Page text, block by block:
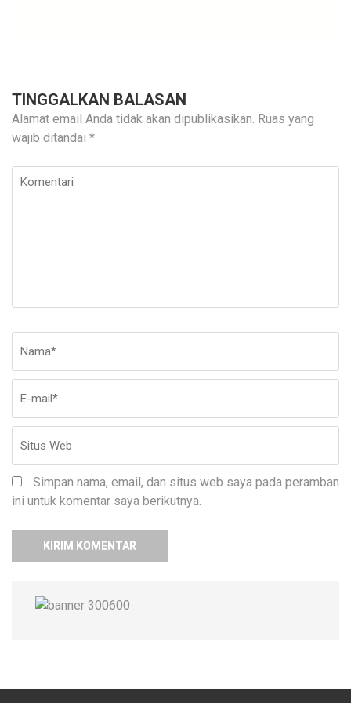
TINGGALKAN BALASAN
Alamat email Anda tidak akan dipublikasikan. Ruas yang
wajib ditandai *
Komentari
Simpan nama, email, dan situs web saya pada peramban
ini untuk komentar saya berikutnya.